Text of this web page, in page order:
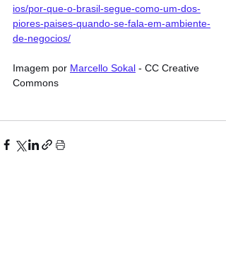
ios/por-que-o-brasil-segue-como-um-dos-
piores-paises-quando-se-fala-em-ambiente-
de-negocios/
Imagem por Marcello Sokal - CC Creative
Commons